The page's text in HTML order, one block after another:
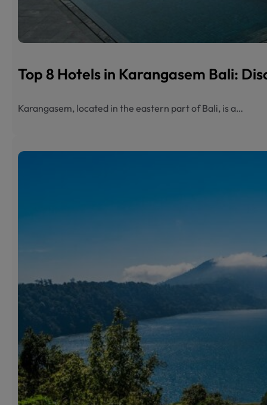
Top 8 Hotels in Karangasem Bali:
Karangasem, located in the eastern part of Bali, is a…